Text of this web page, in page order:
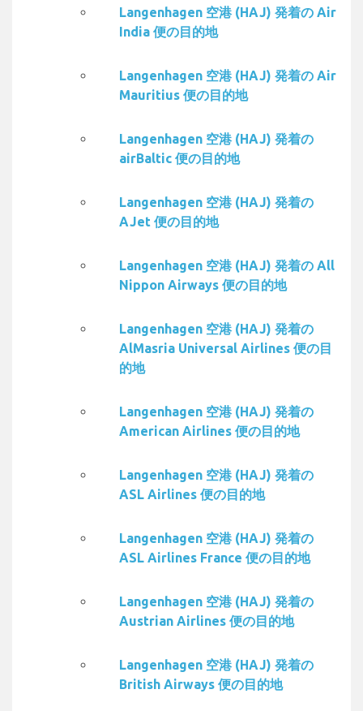
Langenhagen 空港 (HAJ) 発着の Air
India 便の目的地
Langenhagen 空港 (HAJ) 発着の Air
Mauritius 便の目的地
Langenhagen 空港 (HAJ) 発着の
airBaltic 便の目的地
Langenhagen 空港 (HAJ) 発着の
AJet 便の目的地
Langenhagen 空港 (HAJ) 発着の All
Nippon Airways 便の目的地
Langenhagen 空港 (HAJ) 発着の
AlMasria Universal Airlines 便の目
的地
Langenhagen 空港 (HAJ) 発着の
American Airlines 便の目的地
Langenhagen 空港 (HAJ) 発着の
ASL Airlines 便の目的地
Langenhagen 空港 (HAJ) 発着の
ASL Airlines France 便の目的地
Langenhagen 空港 (HAJ) 発着の
Austrian Airlines 便の目的地
Langenhagen 空港 (HAJ) 発着の
British Airways 便の目的地